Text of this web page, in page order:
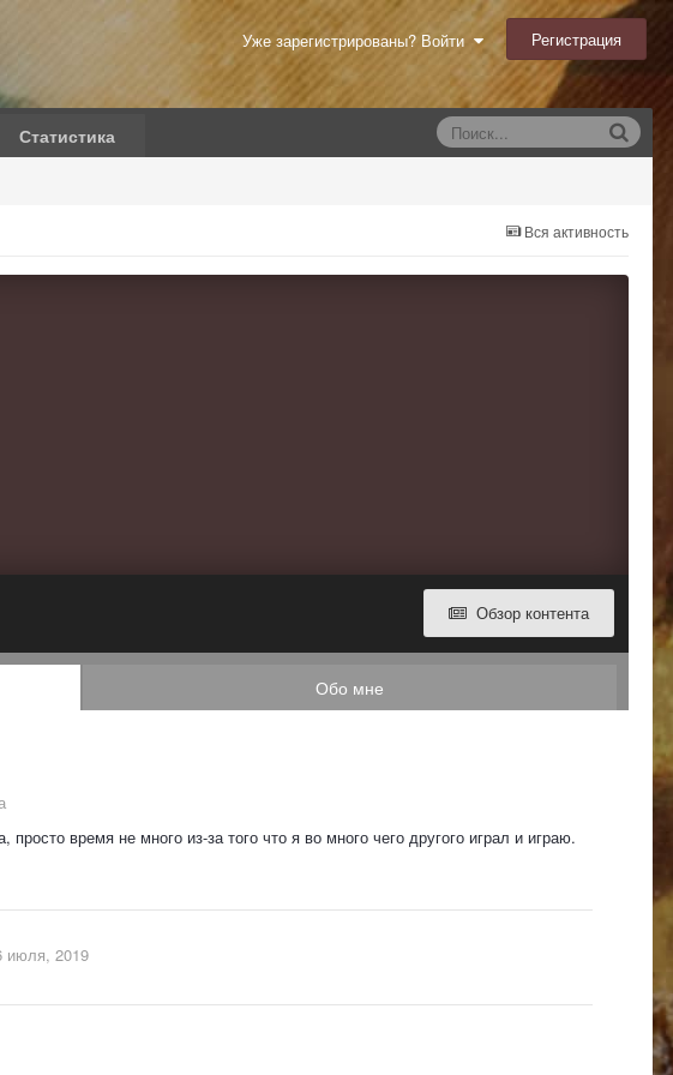
Уже зарегистрированы? Войти Регистрация
Статистика
Вся активность
Обзор контента
Обо мне
время не много из-за того что я во много чего другого играл и играю.
июля, 2019